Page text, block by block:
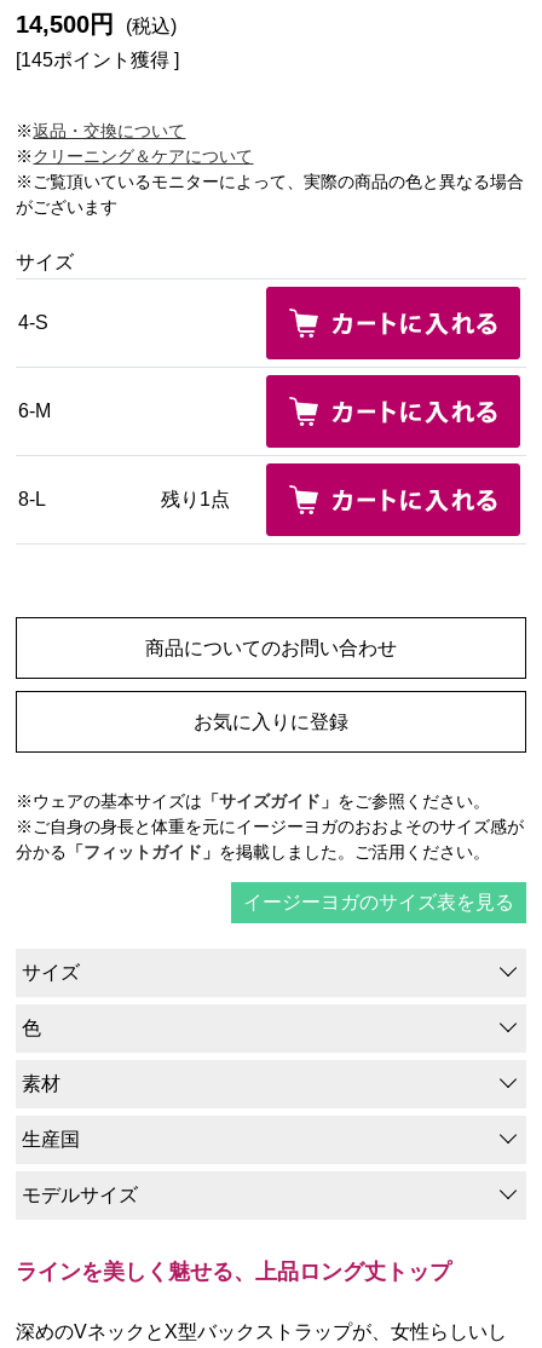
14,500円
(税込)
[145ポイント獲得 ]
※返品・交換について
※クリーニング＆ケアについて
※ご覧頂いているモニターによって、実際の商品の色と異なる場合
がございます
サイズ
4-S
6-M
8-L 残り1点
商品についてのお問い合わせ
お気に入りに登録
※ウェアの基本サイズは 「サイズガイド」 をご参照ください。
※ご自身の身長と体重を元にイージーヨガのおおよそのサイズ感が
分かる 「フィットガイド」 を掲載しました。ご活用ください。
イージーヨガのサイズ表を見る
サイズ
色
素材
生産国
モデルサイズ
ラインを美しく魅せる、上品ロング丈トップ
深めのVネックとX型バックストラップが、女性らしいし